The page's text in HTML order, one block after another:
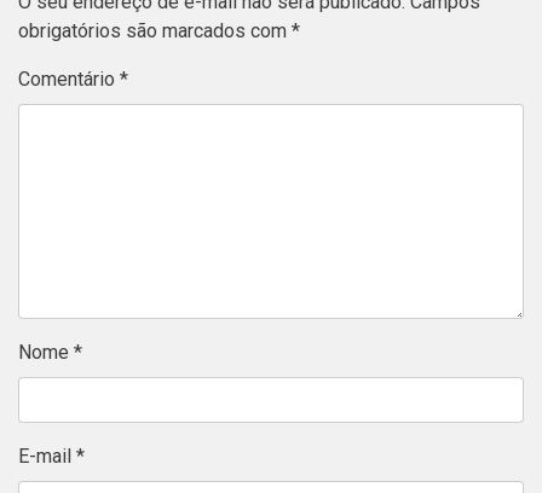
obrigatórios são marcados com *
Comentário *
Nome *
E-mail *